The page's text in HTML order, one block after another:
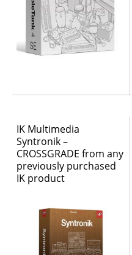
IK Multimedia
Syntronik –
CROSSGRADE from any
previously purchased
IK product